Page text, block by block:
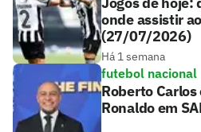
onde assistir
(27/07/2026)
Há 1 semana
futebol nacional
Roberto
Ronaldo em